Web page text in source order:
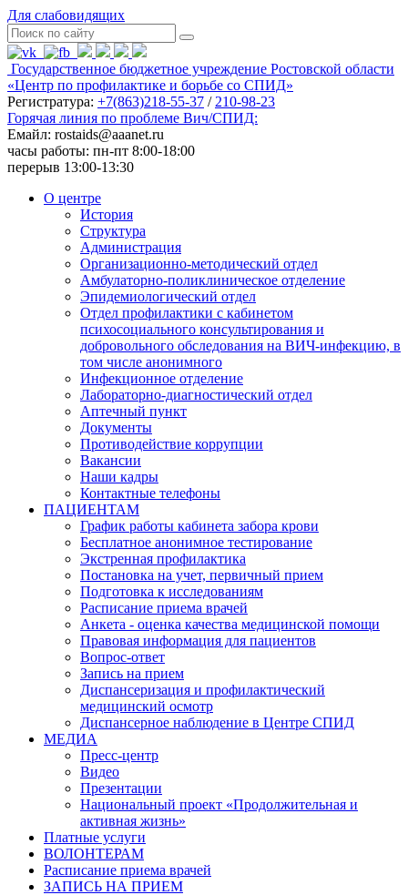
Для слабовидящих
Государственное бюджетное учреждение Ростовской области
«Центр по профилактике и борьбе со СПИД»
Регистратура: +7(863)218-55-37 / 210-98-23
Горячая линия по проблеме Вич/СПИД:
Емайл: rostaids@aaanet.ru
часы работы: пн-пт 8:00-18:00
перерыв 13:00-13:30
О центре
История
Структура
Администрация
Организационно-методический отдел
Амбулаторно-поликлиническое отделение
Эпидемиологический отдел
Отдел профилактики с кабинетом
психосоциального консультирования и
добровольного обследования на ВИЧ-инфекцию, в
том числе анонимного
Инфекционное отделение
Лабораторно-диагностический отдел
Аптечный пункт
Документы
Противодействие коррупции
Вакансии
Наши кадры
Контактные телефоны
ПАЦИЕНТАМ
График работы кабинета забора крови
Бесплатное анонимное тестирование
Экстренная профилактика
Постановка на учет, первичный прием
Подготовка к исследованиям
Расписание приема врачей
Анкета - оценка качества медицинской помощи
Правовая информация для пациентов
Вопрос-ответ
Запись на прием
Диспансеризация и профилактический
медицинский осмотр
Диспансерное наблюдение в Центре СПИД
МЕДИА
Пресс-центр
Видео
Презентации
Национальный проект «Продолжительная и
активная жизнь»
Платные услуги
ВОЛОНТЕРАМ
Расписание приема врачей
ЗАПИСЬ НА ПРИЕМ